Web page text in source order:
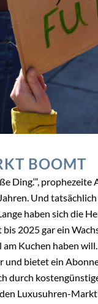
BOOMT
Ding.‘“,
Und
haben sich die
2025 gar ein
Kuchen haben
und bietet ein
durch
Luxusuhren-